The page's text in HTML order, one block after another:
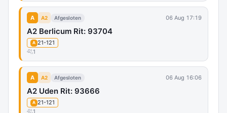
A A2 Afgesloten 06 Aug 17:19
A2 Berlicum Rit: 93704
A 21-121
1
A A2 Afgesloten 06 Aug 16:06
A2 Uden Rit: 93666
A 21-121
1